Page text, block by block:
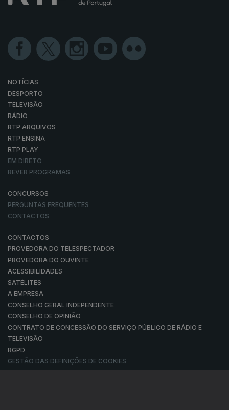
NOTÍCIAS
DESPORTO
TELEVISÃO
RÁDIO
RTP ARQUIVOS
RTP ENSINA
RTP PLAY
EM DIRETO
REVER PROGRAMAS
CONCURSOS
PERGUNTAS FREQUENTES
CONTACTOS
CONTACTOS
PROVEDORA DO TELESPECTADOR
PROVEDORA DO OUVINTE
ACESSIBILIDADES
SATÉLITES
A EMPRESA
CONSELHO GERAL INDEPENDENTE
CONSELHO DE OPINIÃO
CONTRATO DE CONCESSÃO DO SERVIÇO PÚBLICO DE RÁDIO E
TELEVISÃO
RGPD
GESTÃO DAS DEFINIÇÕES DE COOKIES